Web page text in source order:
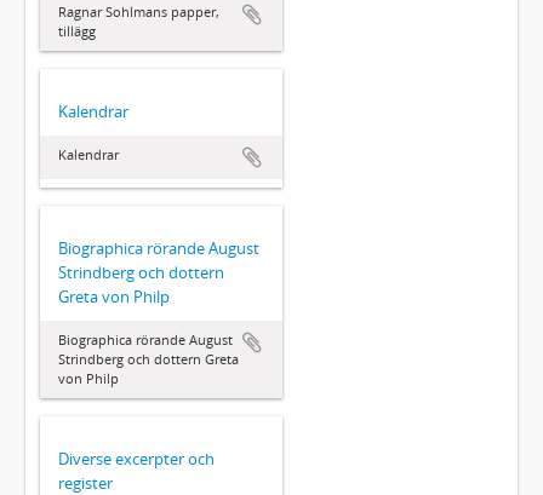
Ragnar Sohlmans papper,
tillägg
Kalendrar
Kalendrar
Biographica rörande August
Strindberg och dottern
Greta von Philp
Biographica rörande August
Strindberg och dottern Greta
von Philp
Diverse excerpter och
register